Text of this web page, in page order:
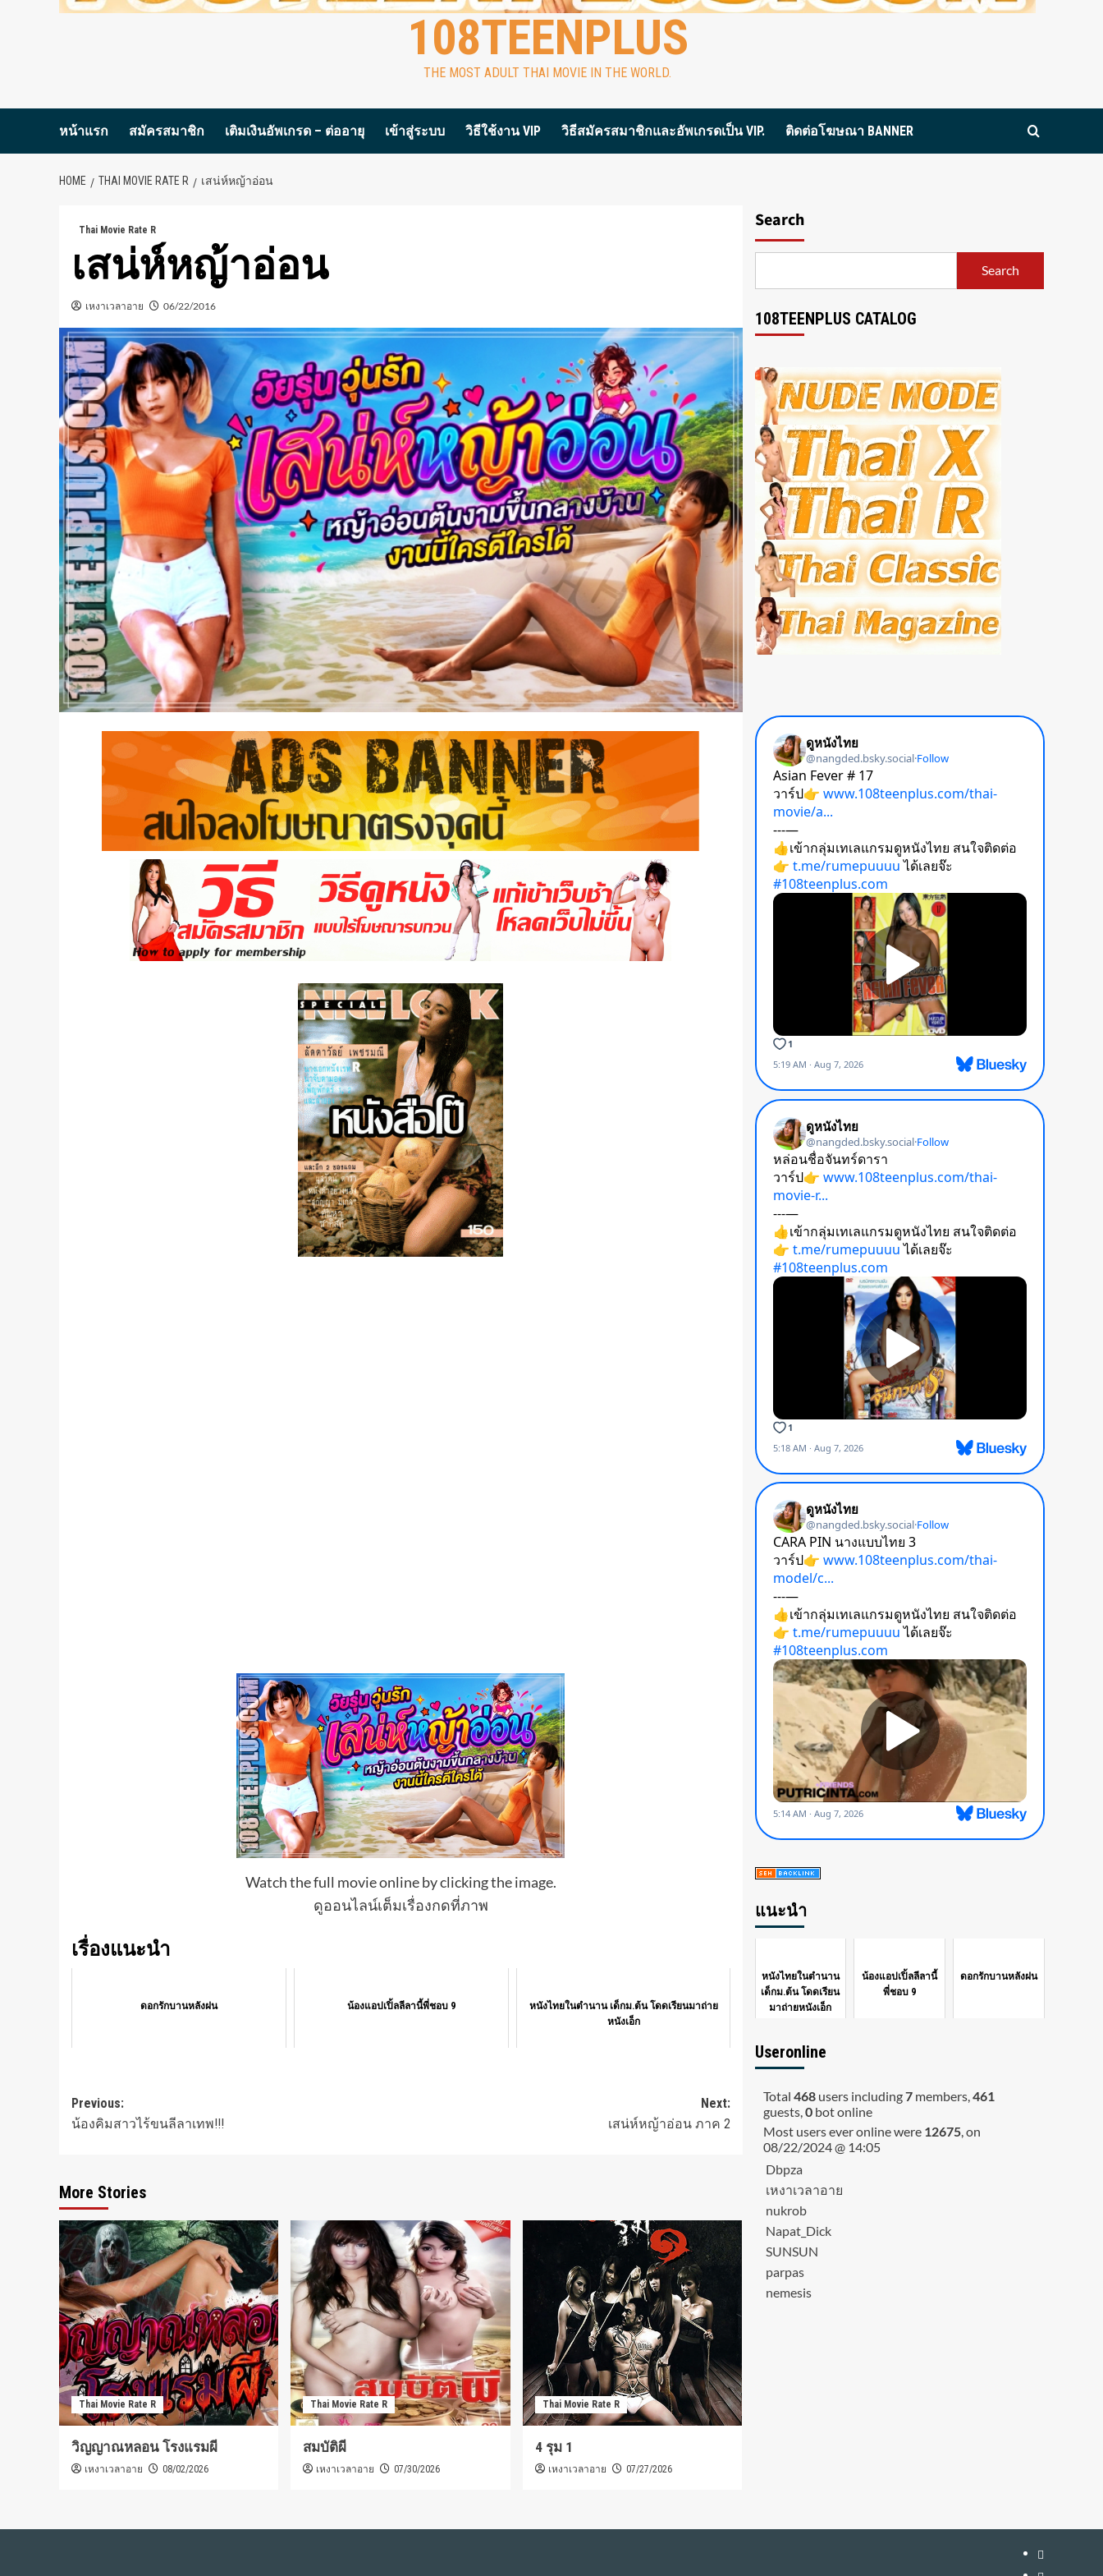
108TEENPLUS
THE MOST ADULT THAI MOVIE IN THE WORLD.
หน้าแรก สมัครสมาชิก เติมเงินอัพเกรด – ต่ออายุ เข้าสู่ระบบ วิธีใช้งาน VIP วิธีสมัครสมาชิกและอัพเกรดเป็น VIP. ติดต่อโฆษณา BANNER
HOME THAI MOVIE RATE R เสน่ห์หญ้าอ่อน
Thai Movie Rate R
เสน่ห์หญ้าอ่อน
เหงาเวลาอาย 06/22/2016
Watch the full movie online by clicking the image.
ดูออนไลน์เต็มเรื่องกดที่ภาพ
เรื่องแนะนำ
ดอกรักบานหลังฝน น้องแอปเปิ้ลลีลานี้พี่ชอบ 9
หนังไทยในตำนาน เด็กม.ต้น โดดเรียนมาถ่าย
หนังเอ็ก
Post
navigation
Previous:
น้องคิมสาวไร้ขนลีลาเทพ!!!
Next:
เสน่ห์หญ้าอ่อน ภาค 2
More Stories
Thai Movie Rate R
วิญญาณหลอน โรงแรมผี
เหงาเวลาอาย 08/02/2026
Thai Movie Rate R
สมบัติผี
เหงาเวลาอาย 07/30/2026
Thai Movie Rate R
4 รุม 1
เหงาเวลาอาย 07/27/2026
Search
Search
108TEENPLUS CATALOG
แนะนำ
หนังไทยในตำนาน
เด็กม.ต้น โดดเรียน
มาถ่ายหนังเอ็ก
น้องแอปเปิ้ลลีลานี้
พี่ชอบ 9
ดอกรักบานหลังฝน
Useronline
Total 468users including7members,461
guests,0bot online
Most users ever online were 12675, on
08/22/2024 @ 14:05
Dbpza
เหงาเวลาอาย
nukrob
Napat_Dick
SUNSUN
parpas
nemesis
หน้า
สมัคร